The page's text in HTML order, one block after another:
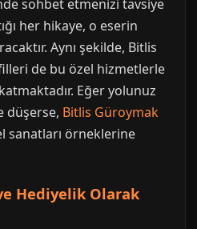
sohbet etmenizi tavsiye
her hikaye, o eserin
Aynı şekilde, Bitlis
de bu özel hizmetlerle
Eğer yolunuz
düşerse, Bitlis Güroymak
sanatları örneklerine
Hediyelik Olarak